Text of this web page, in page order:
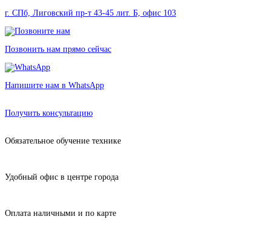
г. СПб, Лиговский пр-т 43-45 лит. Б, офис 103
Позвонить нам прямо сейчас
Напишите нам в WhatsApp
Получить консультацию
Обязательное обучение технике
Удобный офис в центре города
Оплата наличными и по карте